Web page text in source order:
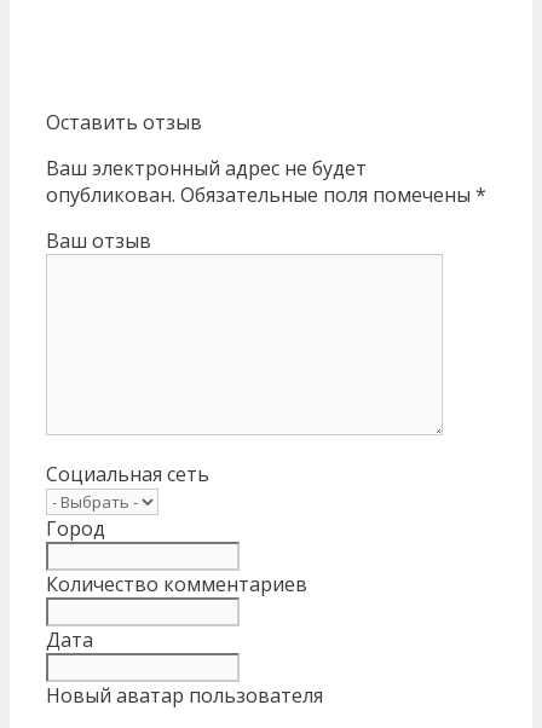
Оставить отзыв
Ваш электронный адрес не будет
опубликован. Обязательные поля помечены *
Ваш отзыв
Социальная сеть
Город
Количество комментариев
Дата
Новый аватар пользователя